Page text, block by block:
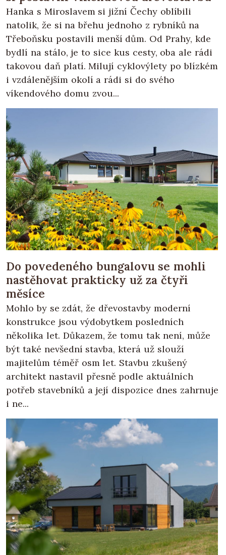
Hanka s Miroslavem si jižní Čechy oblíbili
natolik, že si na břehu jednoho z rybníků na
Třeboňsku postavili menší dům. Od Prahy, kde
bydlí na stálo, je to sice kus cesty, oba ale rádi
takovou daň platí. Milují cyklovýlety po blízkém
i vzdálenějším okolí a rádi si do svého
víkendového domu zvou...
Do povedeného bungalovu se mohli
nastěhovat prakticky už za čtyři
měsíce
Mohlo by se zdát, že dřevostavby moderní
konstrukce jsou výdobytkem posledních
několika let. Důkazem, že tomu tak není, může
být také nevšední stavba, která už slouží
majitelům téměř osm let. Stavbu zkušený
architekt nastavil přesně podle aktuálních
potřeb stavebníků a její dispozice dnes zahrnuje
i ne...